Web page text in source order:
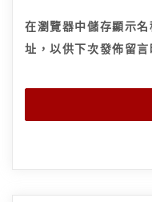
在瀏覽器中儲存顯示
址，以供下次發佈留言